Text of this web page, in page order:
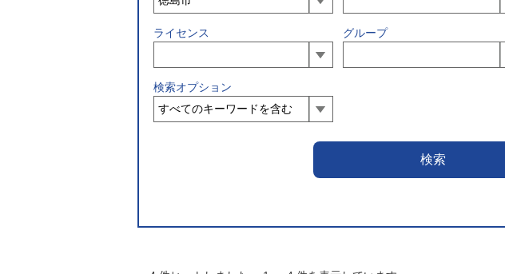
ライセンス グループ
検索オプション